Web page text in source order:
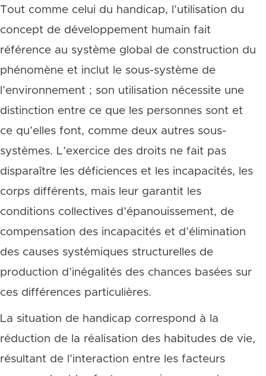
Tout comme celui du handicap, l’utilisation du
concept de développement humain fait
référence au système global de construction du
phénomène et inclut le sous-système de
l’environnement ; son utilisation nécessite une
distinction entre ce que les personnes sont et
ce qu’elles font, comme deux autres sous-
systèmes. L’exercice des droits ne fait pas
disparaître les déficiences et les incapacités, les
corps différents, mais leur garantit les
conditions collectives d’épanouissement, de
compensation des incapacités et d’élimination
des causes systémiques structurelles de
production d’inégalités des chances basées sur
ces différences particulières.
La situation de handicap correspond à la
réduction de la réalisation des habitudes de vie,
résultant de l’interaction entre les facteurs